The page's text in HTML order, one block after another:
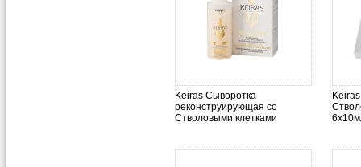
Keiras Сыворотка
реконструирующая со
Стволовыми клетками